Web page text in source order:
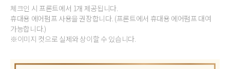
체크인 시 프론트에서 1개 제공됩니다.
휴대용 에어펌프 사용을 권장합니다. (프론트에서 휴대용 에어펌프 대여
가능합니다.)
※이미지 컷으로 실제와 상이할 수 있습니다.